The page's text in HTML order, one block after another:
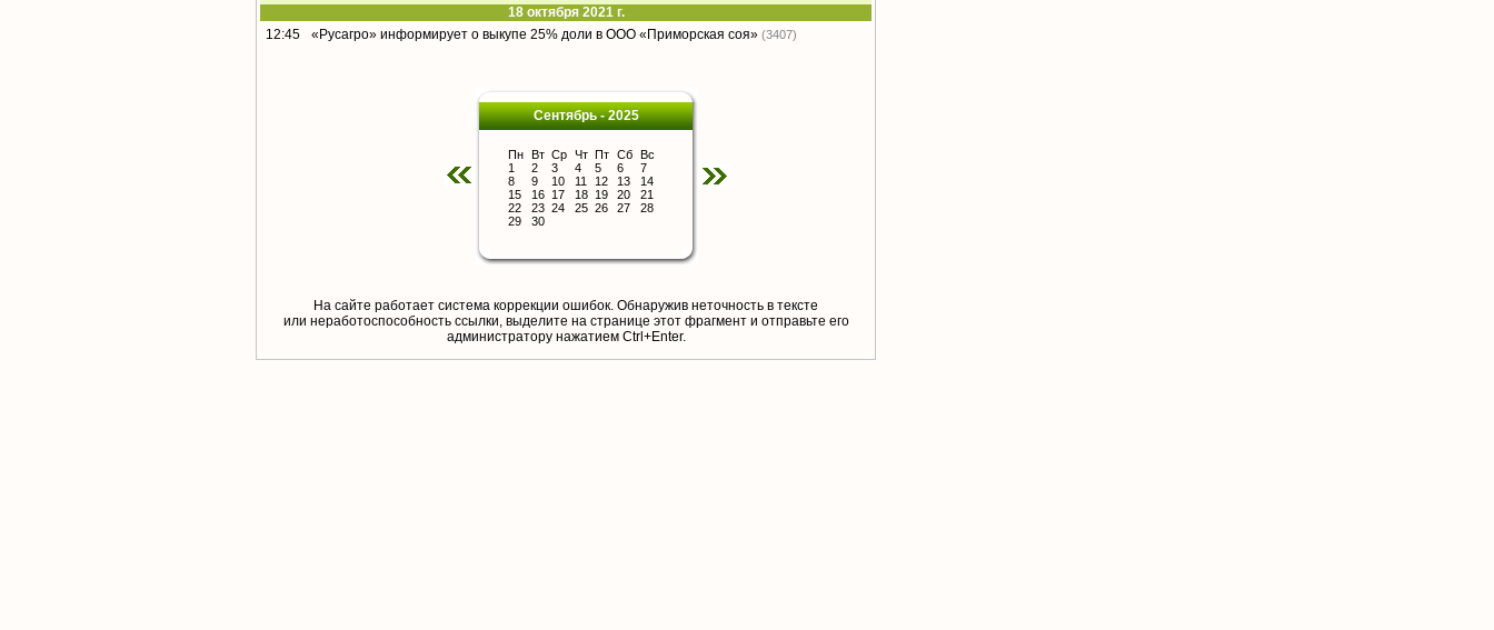
18 октября 2021 г.
12:45
«Русагро» информирует о выкупе 25% доли в ООО «Приморская соя» (3407)
Сентябрь - 2025
Пн Вт Ср Чт Пт Сб Вс
1
2 3 4 5 6
7
8
9 10 11 12 13
14
15
16 17 18 19 20
21
22
23 24 25 26 27
28
29
30
На сайте работает система коррекции ошибок. Обнаружив неточность в тексте
или неработоспособность ссылки, выделите на странице этот фрагмент и отправьте его
aдминистратору нажатием Ctrl+Enter.